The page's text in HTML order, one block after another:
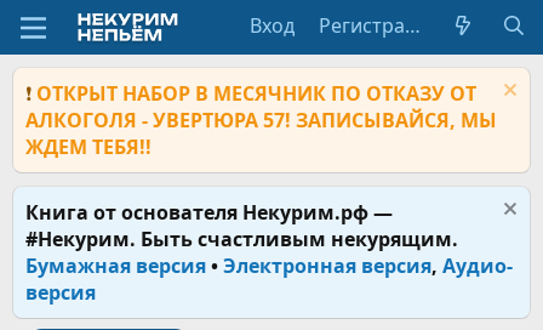
Вход Регистрация
❗ ОТКРЫТ НАБОР В МЕСЯЧНИК ПО ОТКАЗУ ОТ
АЛКОГОЛЯ - УВЕРТЮРА 57! ЗАПИСЫВАЙСЯ, МЫ
ЖДЕМ ТЕБЯ!!
Книга от основателя Некурим.рф —
#Некурим. Быть счастливым некурящим.
Бумажная версия•Электронная версия, Аудио-
версия